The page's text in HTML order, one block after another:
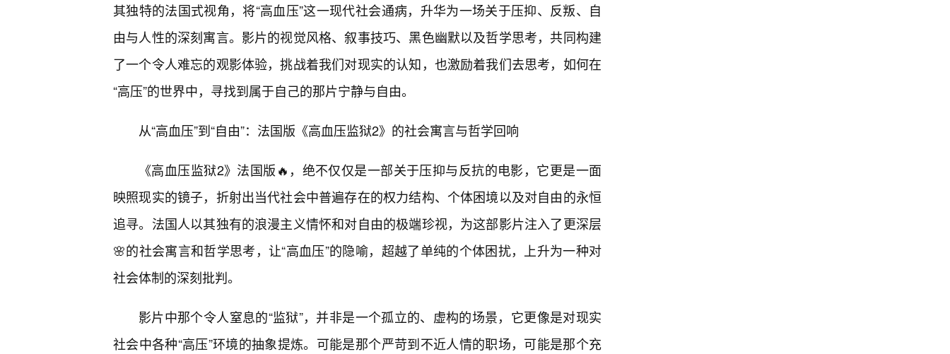
其独特的法国式视角，将“高血压”这一现代社会通病，升华为一场关于压抑、反叛、自
由与人性的深刻寓言。影片的视觉风格、叙事技巧、黑色幽默以及哲学思考，共同构建
了一个令人难忘的观影体验，挑战着我们对现实的认知，也激励着我们去思考，如何在
“高压”的世界中，寻找到属于自己的那片宁静与自由。
从“高血压”到“自由”：法国版《高血压监狱2》的社会寓言与哲学回响
《高血压监狱2》法国版🔥，绝不仅仅是一部关于压抑与反抗的电影，它更是一面
映照现实的镜子，折射出当代社会中普遍存在的权力结构、个体困境以及对自由的永恒
追寻。法国人以其独有的浪漫主义情怀和对自由的极端珍视，为这部影片注入了更深层
🌸的社会寓言和哲学思考，让“高血压”的隐喻，超越了单纯的个体困扰，上升为一种对
社会体制的深刻批判。
影片中那个令人窒息的“监狱”，并非是一个孤立的、虚构的场景，它更像是对现实
社会中各种“高压”环境的抽象提炼。可能是那个严苛到不近人情的职场，可能是那个充